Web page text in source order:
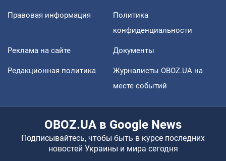
Правовая информация
Политика
конфиденциальности
Реклама на сайте Документы
Редакционная политика
Журналисты OBOZ.UA на
месте событий
OBOZ.UA в Google News
Подписывайтесь, чтобы быть в курсе последних
новостей Украины и мира сегодня